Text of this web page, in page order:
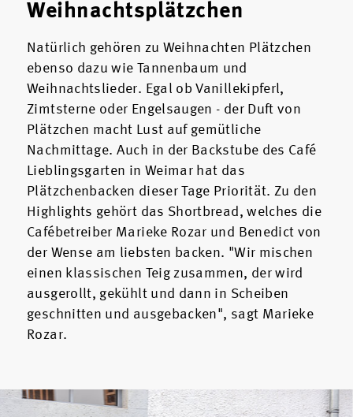
Weihnachtsplätzchen
Natürlich gehören zu Weihnachten Plätzchen
ebenso dazu wie Tannenbaum und
Weihnachtslieder. Egal ob Vanillekipferl,
Zimtsterne oder Engelsaugen - der Duft von
Plätzchen macht Lust auf gemütliche
Nachmittage. Auch in der Backstube des Café
Lieblingsgarten in Weimar hat das
Plätzchenbacken dieser Tage Priorität. Zu den
Highlights gehört das Shortbread, welches die
Cafébetreiber Marieke Rozar und Benedict von
der Wense am liebsten backen. "Wir mischen
einen klassischen Teig zusammen, der wird
ausgerollt, gekühlt und dann in Scheiben
geschnitten und ausgebacken", sagt Marieke
Rozar.